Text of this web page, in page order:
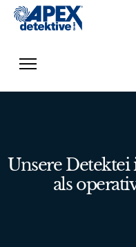
Unsere
als